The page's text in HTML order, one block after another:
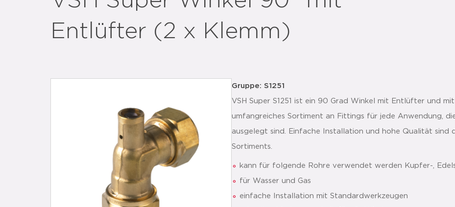
Entlüfter (2 x Klemm)
Gruppe: S1251
VSH Super S1251 ist ein 90 Grad Winkel mit Entlüfter und
umfangreiches Sortiment an Fittings für jede Anwendung,
ausgelegt sind. Einfache Installation und hohe Qualität sind
Sortiments.
kann für folgende Rohre verwendet werden Kupfer-,
für Wasser und Gas
einfache Installation mit Standardwerkzeugen